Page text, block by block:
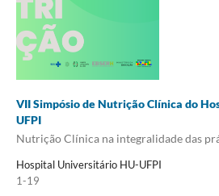
VII Simpósio de Nutrição Clínica do
UFPI
Nutrição Clínica na integralidade das
Hospital Universitário HU-UFPI
1-19